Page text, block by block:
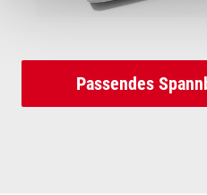
Passendes